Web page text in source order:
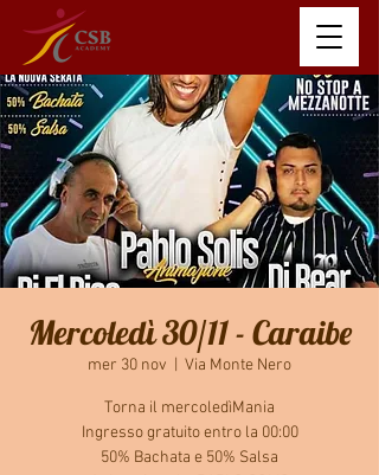
Mercoledì 30/11 - Caraibe
mer 30 nov Via Monte Nero
Torna il mercoledìMania
Ingresso gratuito entro la 00:00
50% Bachata e 50% Salsa